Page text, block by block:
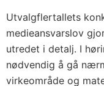
Utvalgflertallets
medieansvarslov
utredet i detalj. I
nødvendig å gå
virkeområde og